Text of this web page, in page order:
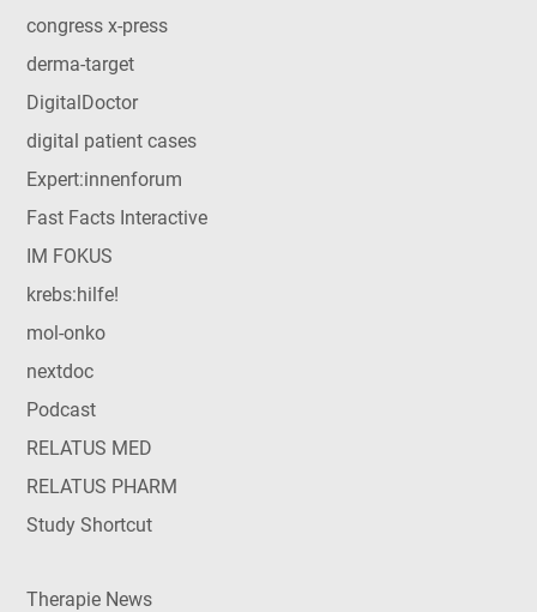
congress x-press
derma-target
DigitalDoctor
digital patient cases
Expert:innenforum
Fast Facts Interactive
IM FOKUS
krebs:hilfe!
mol-onko
nextdoc
Podcast
RELATUS MED
RELATUS PHARM
Study Shortcut
Therapie News